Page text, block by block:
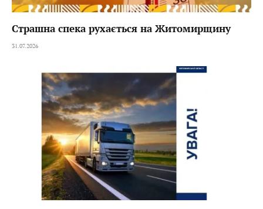
Страшна спека рухається на Житомирщину
31.07.2026